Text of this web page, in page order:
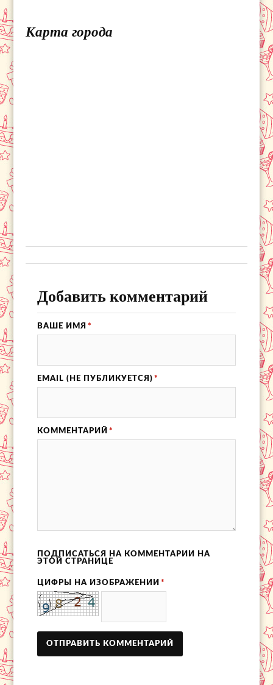
Карта города
Добавить комментарий
ВАШЕ ИМЯ *
EMAIL (НЕ ПУБЛИКУЕТСЯ) *
КОММЕНТАРИЙ *
ПОДПИСАТЬСЯ НА КОММЕНТАРИИ НА
ЭТОЙ СТРАНИЦЕ
ЦИФРЫ НА ИЗОБРАЖЕНИИ *